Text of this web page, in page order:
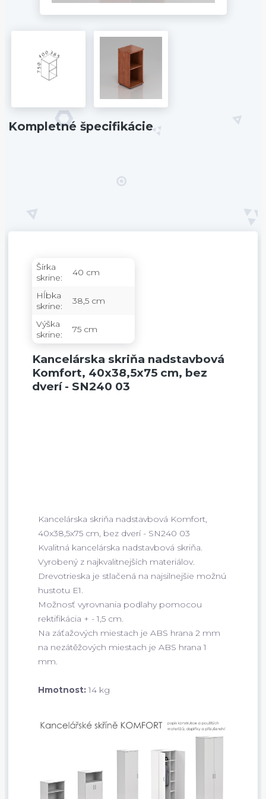
Kompletné špecifikácie
Šírka
skrine:
40 cm
Hĺbka
skrine:
38,5 cm
Výška
skrine:
75 cm
Kancelárska skriňa nadstavbová
Komfort, 40x38,5x75 cm, bez
dverí - SN240 03
Kancelárska skriňa nadstavbová Komfort,
40x38,5x75 cm, bez dverí - SN240 03
Kvalitná kancelárska nadstavbová skriňa.
Vyrobený z najkvalitnejších materiálov.
Drevotrieska je stlačená na najsilnejšie možnú
hustotu E1.
Možnosť vyrovnania podlahy pomocou
rektifikácia + - 1,5 cm.
Na záťažových miestach je ABS hrana 2 mm
na nezátěžových miestach je ABS hrana 1
mm.
Hmotnost:14 kg